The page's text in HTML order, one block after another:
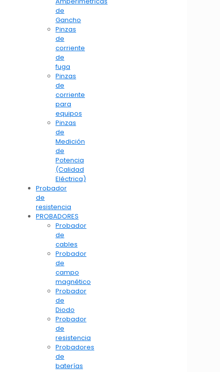
de
Gancho
Pinzas
de
corriente
de
fuga
Pinzas
de
corriente
para
equipos
Pinzas
de
Medición
de
Potencia
(Calidad
Eléctrica)
Probador
de
resistencia
PROBADORES
Probador
de
cables
Probador
de
campo
magnético
Probador
de
Diodo
Probador
de
resistencia
Probadores
de
baterías